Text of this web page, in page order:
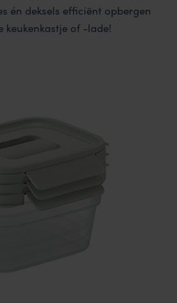
én deksels efficiënt opbergen
keukenkastje of -lade!